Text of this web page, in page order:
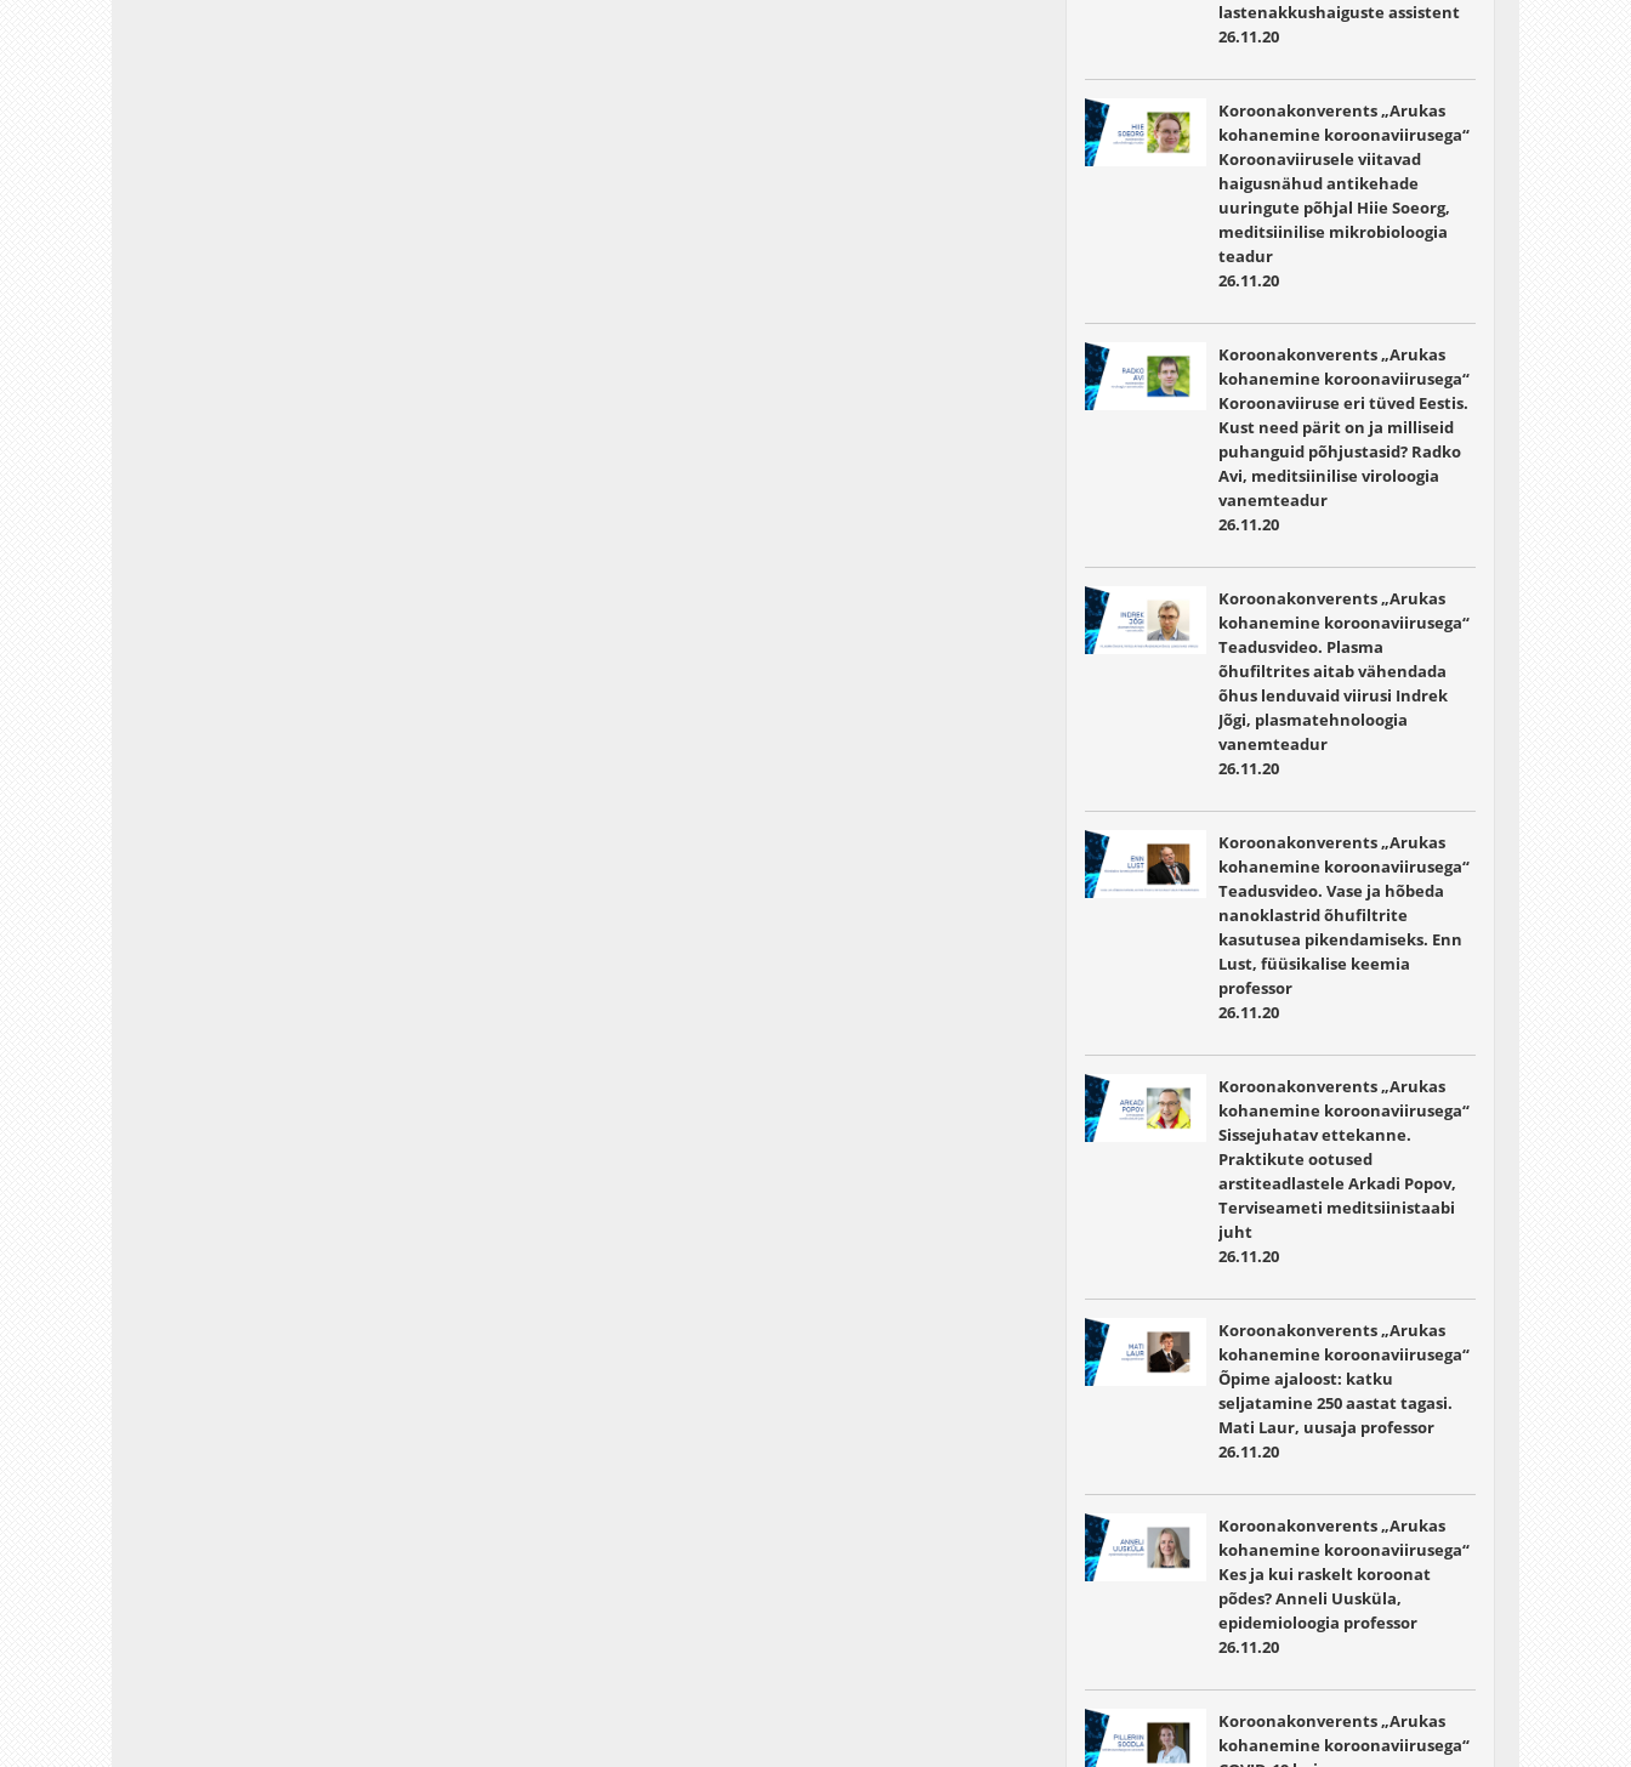
lastenakkushaiguste assistent
26.11.20
Koroonakonverents „Arukas
kohanemine koroonaviirusega“
Koroonaviirusele viitavad
haigusnähud antikehade
uuringute põhjal Hiie Soeorg,
meditsiinilise mikrobioloogia
teadur
26.11.20
Koroonakonverents „Arukas
kohanemine koroonaviirusega“
Koroonaviiruse eri tüved Eestis.
Kust need pärit on ja milliseid
puhanguid põhjustasid? Radko
Avi, meditsiinilise viroloogia
vanemteadur
26.11.20
Koroonakonverents „Arukas
kohanemine koroonaviirusega“
Teadusvideo. Plasma
õhufiltrites aitab vähendada
õhus lenduvaid viirusi Indrek
Jõgi, plasmatehnoloogia
vanemteadur
26.11.20
Koroonakonverents „Arukas
kohanemine koroonaviirusega“
Teadusvideo. Vase ja hõbeda
nanoklastrid õhufiltrite
kasutusea pikendamiseks. Enn
Lust, füüsikalise keemia
professor
26.11.20
Koroonakonverents „Arukas
kohanemine koroonaviirusega“
Sissejuhatav ettekanne.
Praktikute ootused
arstiteadlastele Arkadi Popov,
Terviseameti meditsiinistaabi
juht
26.11.20
Koroonakonverents „Arukas
kohanemine koroonaviirusega“
Õpime ajaloost: katku
seljatamine 250 aastat tagasi.
Mati Laur, uusaja professor
26.11.20
Koroonakonverents „Arukas
kohanemine koroonaviirusega“
Kes ja kui raskelt koroonat
põdes? Anneli Uusküla,
epidemioloogia professor
26.11.20
Koroonakonverents „Arukas
kohanemine koroonaviirusega“